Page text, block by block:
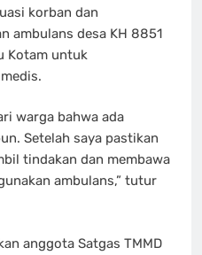
korban dan
ambulans desa KH 8851
Kotam untuk
warga bahwa ada
Setelah saya pastikan
tindakan dan membawa
ambulans,” tutur
anggota Satgas TMMD